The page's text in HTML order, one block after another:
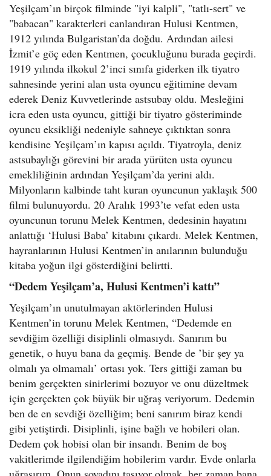
Yeşilçam’ın birçok filminde "iyi kalpli", "tatlı-sert" ve
"babacan" karakterleri canlandıran Hulusi Kentmen,
1912 yılında Bulgaristan’da doğdu. Ardından ailesi
İzmit’e göç eden Kentmen, çocukluğunu burada geçirdi.
1919 yılında ilkokul 2’inci sınıfa giderken ilk tiyatro
sahnesinde yerini alan usta oyuncu eğitimine devam
ederek Deniz Kuvvetlerinde astsubay oldu. Mesleğini
icra eden usta oyuncu, gittiği bir tiyatro gösteriminde
oyuncu eksikliği nedeniyle sahneye çıktıktan sonra
kendisine Yeşilçam’ın kapısı açıldı. Tiyatroyla, deniz
astsubaylığı görevini bir arada yürüten usta oyuncu
emekliliğinin ardından Yeşilçam’da yerini aldı.
Milyonların kalbinde taht kuran oyuncunun yaklaşık 500
filmi bulunuyordu. 20 Aralık 1993’te vefat eden usta
oyuncunun torunu Melek Kentmen, dedesinin hayatını
anlattığı ‘Hulusi Baba’ kitabını çıkardı. Melek Kentmen,
hayranlarının Hulusi Kentmen’in anılarının bulunduğu
kitaba yoğun ilgi gösterdiğini belirtti.
“Dedem Yeşilçam’a, Hulusi Kentmen’i kattı”
Yeşilçam’ın unutulmayan aktörlerinden Hulusi
Kentmen’in torunu Melek Kentmen, “Dedemde en
sevdiğim özelliği disiplinli olmasıydı. Sanırım bu
genetik, o huyu bana da geçmiş. Bende de ’bir şey ya
olmalı ya olmamalı’ ortası yok. Ters gittiği zaman bu
benim gerçekten sinirlerimi bozuyor ve onu düzeltmek
için gerçekten çok büyük bir uğraş veriyorum. Dedemin
ben de en sevdiği özelliğim; beni sanırım biraz kendi
gibi yetiştirdi. Disiplinli, işine bağlı ve hobileri olan.
Dedem çok hobisi olan bir insandı. Benim de boş
vakitlerimde ilgilendiğim hobilerim vardır. Evde onlarla